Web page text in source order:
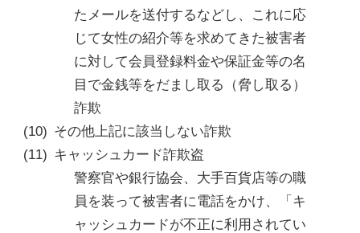
たメールを送付するなどし、これに応
じて女性の紹介等を求めてきた被害者
に対して会員登録料金や保証金等の名
目で金銭等をだまし取る（脅し取る）
詐欺
その他上記に該当しない詐欺
キャッシュカード詐欺盗
警察官や銀行協会、大手百貨店等の職
員を装って被害者に電話をかけ、「キ
ャッシュカードが不正に利用されてい